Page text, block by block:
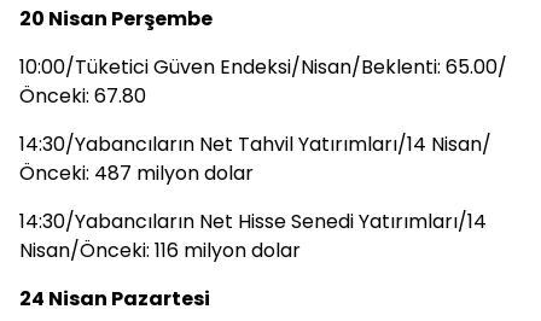
20 Nisan Perşembe
10:00/Tüketici Güven Endeksi/Nisan/Beklenti: 65.00/
Önceki: 67.80
14:30/Yabancıların Net Tahvil Yatırımları/14 Nisan/
Önceki: 487 milyon dolar
14:30/Yabancıların Net Hisse Senedi Yatırımları/14
Nisan/Önceki: 116 milyon dolar
24 Nisan Pazartesi